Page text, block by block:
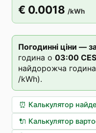
€ 0.0018 /kWh
Погодинні ціни —
година о 03:00
найдорожча
/kWh).
⏰ Калькулятор
🔌 Калькулятор